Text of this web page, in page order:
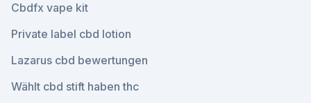
Cbdfx vape kit
Private label cbd lotion
Lazarus cbd bewertungen
Wählt cbd stift haben thc